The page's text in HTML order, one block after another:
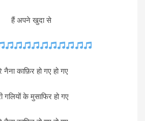
हैं अपने खुदा से
नैना काफ़िर हो गए हो गए
गलियों के मुसाफिर हो गए